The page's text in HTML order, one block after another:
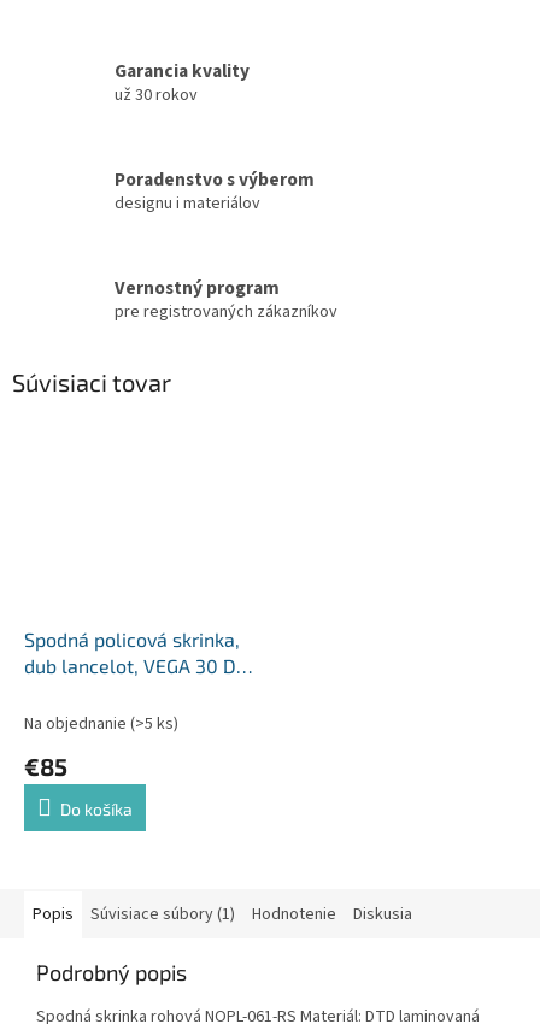
Garancia kvality
už 30 rokov
Poradenstvo s výberom
designu i materiálov
Vernostný program
pre registrovaných zákazníkov
Súvisiaci tovar
Spodná policová skrinka,
dub lancelot, VEGA 30 D
Na objednanie (>5 ks)
€85
Do košíka
Popis Súvisiace súbory (1) Hodnotenie Diskusia
Podrobný popis
Spodná skrinka rohová NOPL-061-RS Materiál: DTD laminovaná